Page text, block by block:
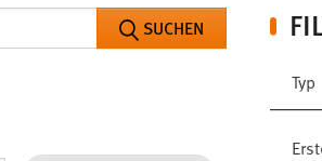
Typ
SUCHEN